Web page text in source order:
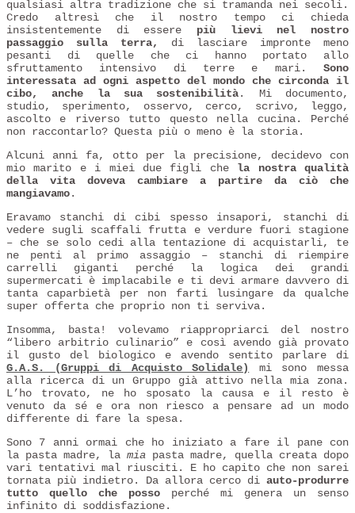
qualsiasi altra tradizione che si tramanda nei secoli.
Credo altresì che il nostro tempo ci chieda
insistentemente di essere più lievi nel nostro
passaggio sulla terra,
di lasciare impronte meno
pesanti di quelle che ci hanno portato allo
sfruttamento intensivo di terre e mari. Sono
interessata ad ogni aspetto del mondo che circonda il
cibo, anche la sua sostenibilità. Mi documento,
studio, sperimento, osservo, cerco, scrivo, leggo,
ascolto e riverso tutto questo nella cucina. Perché
non raccontarlo? Questa più o meno è la storia.
Alcuni anni fa, otto per la precisione, decidevo con
mio marito e i miei due figli chela nostra qualità
della vita doveva cambiare a partire da ciò che
mangiavamo.
Eravamo stanchi di cibi spesso insapori, stanchi di
vedere sugli scaffali frutta e verdure fuori stagione
– che se solo cedi alla tentazione di acquistarli, te
ne penti al primo assaggio – stanchi di riempire
carrelli giganti perché la logica dei grandi
supermercati è implacabile e ti devi armare davvero di
tanta caparbietà per non farti lusingare da qualche
super offerta che proprio non ti serviva.
Insomma, basta! volevamo riappropriarci del nostro
“libero arbitrio culinario” e così avendo già provato
il gusto del biologico e avendo sentito parlare di
G.A.S. (Gruppi di Acquisto Solidale)
mi sono messa
alla ricerca di un Gruppo già attivo nella mia zona.
L’ho trovato, ne ho sposato la causa e il resto è
venuto da sé e ora non riesco a pensare ad un modo
differente di fare la spesa.
Sono 7 anni ormai che ho iniziato a fare il pane con
la pasta madre, la mia pasta madre, quella creata dopo
vari tentativi mal riusciti. E ho capito che non sarei
tornata più indietro. Da allora cerco di auto-produrre
tutto quello che posso perché mi genera un senso
infinito di soddisfazione.